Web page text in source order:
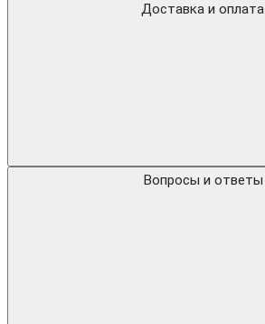
Доставка и оплата
Вопросы и ответы